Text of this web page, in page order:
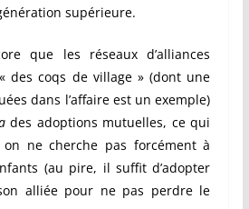
supérieure.
que les réseaux d’alliances
des coqs de village » (dont une
dans l’affaire est un exemple)
des adoptions mutuelles, ce qui
ne cherche pas forcément à
(au pire, il suffit d’adopter
alliée pour ne pas perdre le